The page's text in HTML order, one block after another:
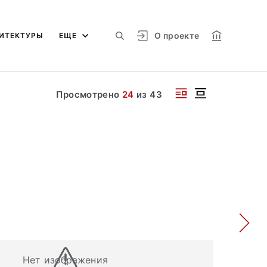
О проекте
ЕЩЕ
Просмотрено 24 из43
Нет изображения